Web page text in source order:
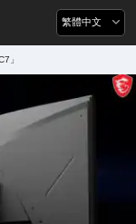
繁體中文
」